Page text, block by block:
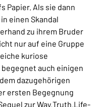
Papier. Als sie dann
einen Skandal
zu ihrem Bruder
nur auf eine Gruppe
kuriose
auch einigen
dazugehörigen
ersten Begegnung
zur Way.Truth.Life-